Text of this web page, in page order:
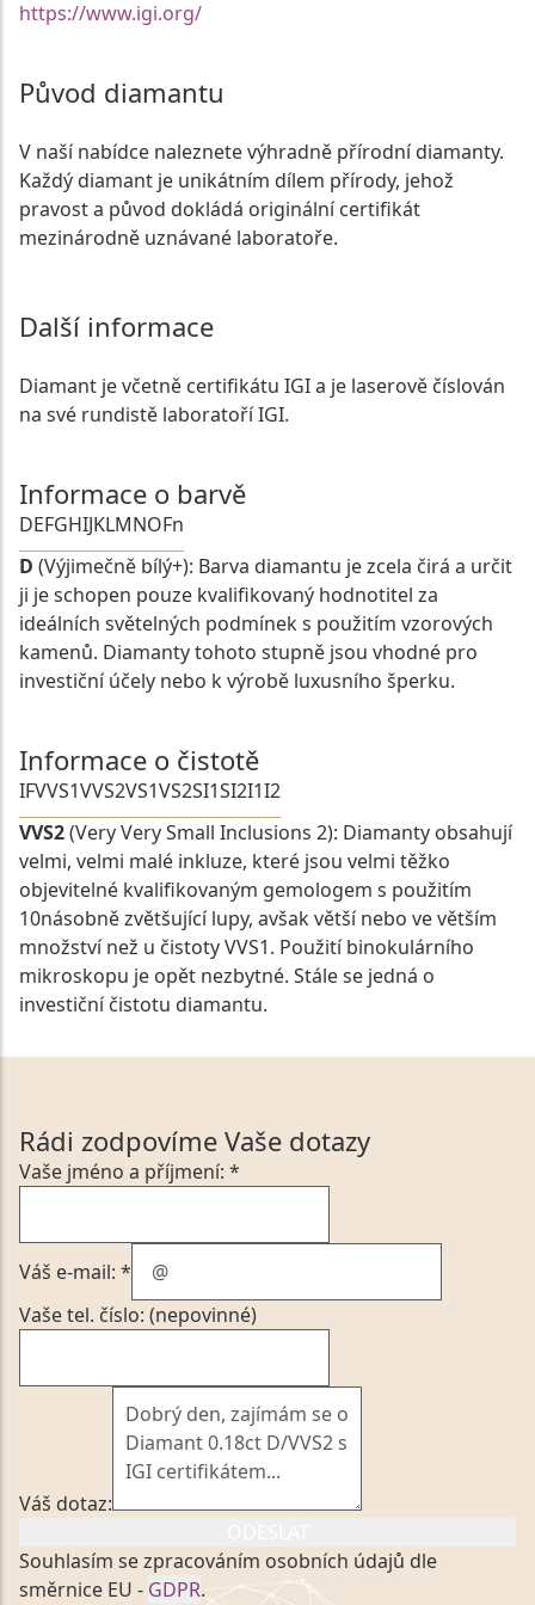
https://www.igi.org/
Původ diamantu
V naší nabídce naleznete výhradně přírodní diamanty.
Každý diamant je unikátním dílem přírody, jehož
pravost a původ dokládá originální certifikát
mezinárodně uznávané laboratoře.
Další informace
Diamant je včetně certifikátu IGI a je laserově číslován
na své rundistě laboratoří IGI.
Informace o barvě
DEFGHIJKLMNOFn
D (Výjimečně bílý+): Barva diamantu je zcela čirá a určit
ji je schopen pouze kvalifikovaný hodnotitel za
ideálních světelných podmínek s použitím vzorových
kamenů. Diamanty tohoto stupně jsou vhodné pro
investiční účely nebo k výrobě luxusního šperku.
Informace o čistotě
IFVVS1VVS2VS1VS2SI1SI2I1I2
VVS2(Very Very Small Inclusions 2): Diamanty obsahují
velmi, velmi malé inkluze, které jsou velmi těžko
objevitelné kvalifikovaným gemologem s použitím
10násobně zvětšující lupy, avšak větší nebo ve větším
množství než u čistoty VVS1. Použití binokulárního
mikroskopu je opět nezbytné. Stále se jedná o
investiční čistotu diamantu.
Rádi zodpovíme Vaše dotazy
Vaše jméno a příjmení: *
Váš e-mail: *
Vaše tel. číslo: (nepovinné)
Váš dotaz:
Souhlasím se zpracováním osobních údajů dle
směrnice EU - GDPR.